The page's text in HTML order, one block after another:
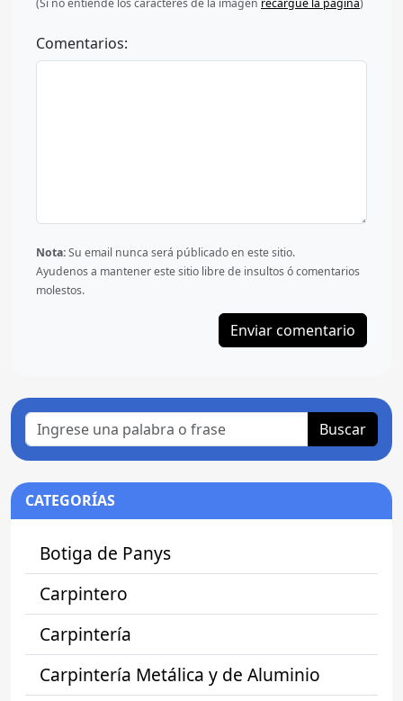
Comentarios:
Nota:Su email nunca será públicado en este sitio.
Ayudenos a mantener este sitio libre de insultos ó comentarios
molestos.
Buscar
CATEGORÍAS
Botiga de Panys
Carpintero
Carpintería
Carpintería Metálica y de Aluminio